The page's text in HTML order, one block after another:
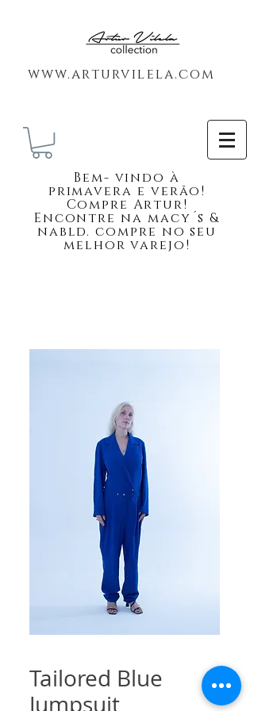
www.arturvilela.com
Bem- vindo à
primavera e verão!
Compre Artur!
Encontre na macy´s &
nabld. compre no seu
melhor varejo!
Tailored Blue
Jumpsuit